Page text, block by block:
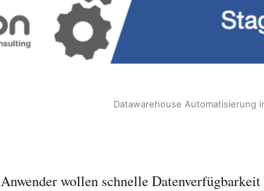
Datawarehouse Automatisierung
Anwender wollen schnelle